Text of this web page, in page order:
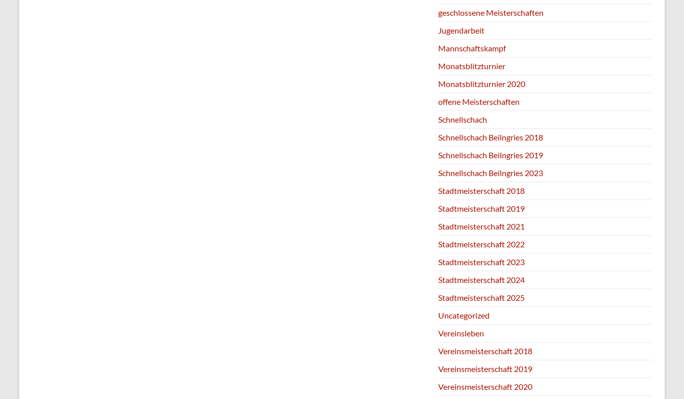
geschlossene Meisterschaften
Jugendarbeit
Mannschaftskampf
Monatsblitzturnier
Monatsblitzturnier 2020
offene Meisterschaften
Schnellschach
Schnellschach Beilngries 2018
Schnellschach Beilngries 2019
Schnellschach Beilngries 2023
Stadtmeisterschaft 2018
Stadtmeisterschaft 2019
Stadtmeisterschaft 2021
Stadtmeisterschaft 2022
Stadtmeisterschaft 2023
Stadtmeisterschaft 2024
Stadtmeisterschaft 2025
Uncategorized
Vereinsleben
Vereinsmeisterschaft 2018
Vereinsmeisterschaft 2019
Vereinsmeisterschaft 2020